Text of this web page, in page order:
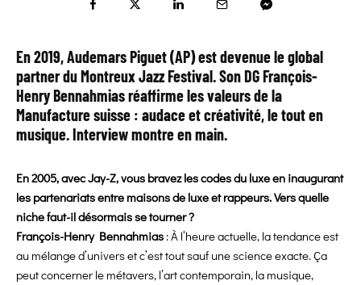
En 2019, Audemars Piguet (AP) est devenue le global
partner du Montreux Jazz Festival. Son DG François-
Henry Bennahmias réaffirme les valeurs de la
Manufacture suisse : audace et créativité, le tout en
musique.Interview montre en main.
En 2005, avec Jay-Z, vous bravez les codes du luxe en inaugurant
les partenariats entre maisons de luxe et rappeurs. Vers quelle
niche faut-il désormais se tourner ?
François-Henry Bennahmias :À l’heure actuelle, la tendance est
au mélange d’univers et c’est tout sauf une science exacte. Ça
peut concerner le métavers, l’art contemporain, la musique,